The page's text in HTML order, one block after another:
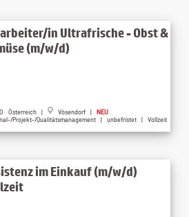
in Ultrafrische - Obst &
(m/w/d)
Österreich | Vösendorf | NEU
Projekt-/Qualitätsmanagement | unbefristet | Vollzeit
im Einkauf (m/w/d)